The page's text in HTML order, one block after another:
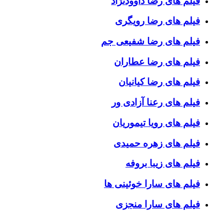
فیلم های رضا رویگری
فیلم های رضا شفیعی جم
فیلم های رضا عطاران
فیلم های رضا کیانیان
فیلم های رعنا آزادی ور
فیلم های رویا تیموریان
فیلم های زهره حمیدی
فیلم های زیبا بروفه
فیلم های سارا خوئینی ها
فیلم های سارا منجزی